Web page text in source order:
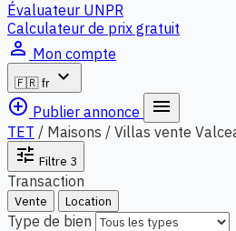
Évaluateur UNPR
Calculateur de prix gratuit
person_outline Mon compte
🇫🇷 fr
expand_more
add_circle_outline Publier annonce menu
TET / Maisons / Villas vente
tune Filtre 3
Transaction
Vente Location
Type de bien